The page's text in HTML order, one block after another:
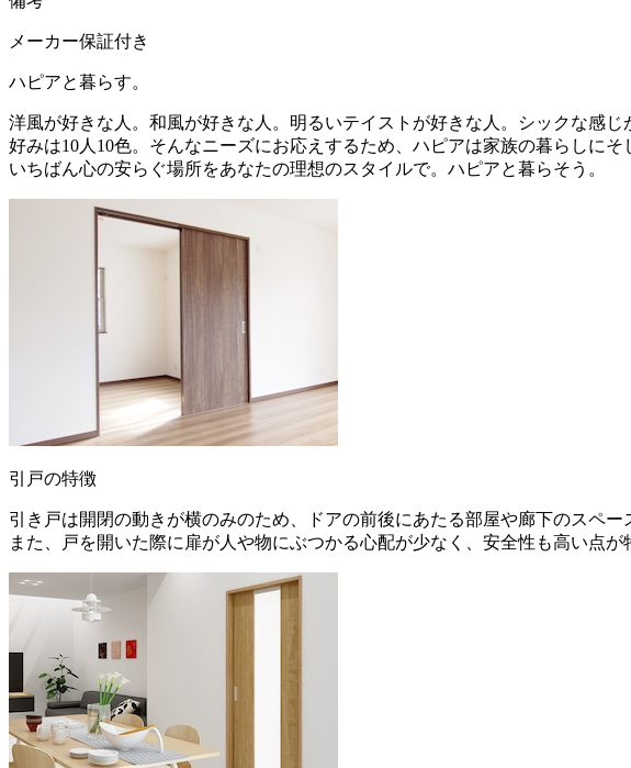
メーカー保証付き
ハピアと暮らす。
洋風が好きな人。和風が好きな人。明るいテイストが好きな人。シックな感じ
好みは10人10色。そんなニーズにお応えするため、ハピアは家族の暮らしにそ
いちばん心の安らぐ場所をあなたの理想のスタイルで。ハピアと暮らそう。
引戸の特徴
引き戸は開閉の動きが横のみのため、ドアの前後にあたる部屋や廊下のスペ
また、戸を開いた際に扉が人や物にぶつかる心配が少なく、安全性も高い点が